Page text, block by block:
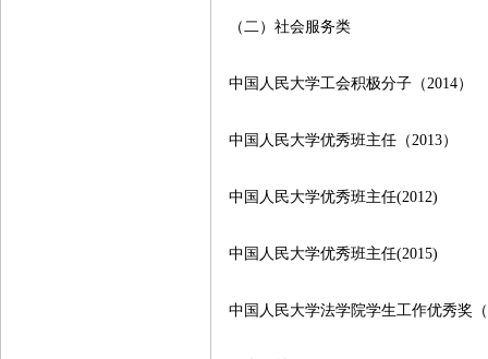
（二）社会服务类
中国人民大学工会积极分子（2014）
中国人民大学优秀班主任（2013）
中国人民大学优秀班主任(2012)
中国人民大学优秀班主任(2015)
中国人民大学法学院学生工作优秀奖（